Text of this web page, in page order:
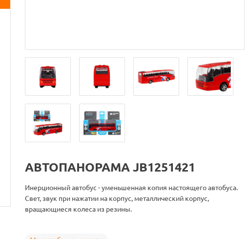
АВТОПАНОРАМА JB1251421
Инерционный автобус - уменьшенная копия настоящего автобуса.
Свет, звук при нажатии на корпус, металлический корпус,
вращающиеся колеса из резины.